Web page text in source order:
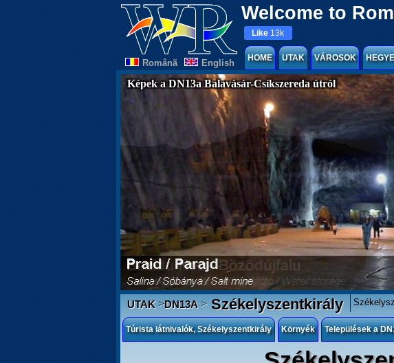
Welcome to
Românã English
Like 13k
HOME UTAK VÁROSOK
Képek a DN13a Balavásár-Csíkszereda útról
UTAK>DN13A>Székelyszentkirály
Túrista látnivalók, Székelyszentkirály Környék Települések a